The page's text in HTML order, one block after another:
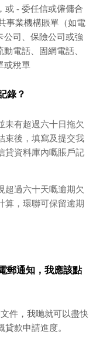
或 - 委任信或僱傭合
事業機構賬單（如電
公司、保險公司或強
電話、固網電話、
或稅單
錄？
未有超過六十日拖欠
束後，填寫及提交我
貸資料庫內嘅賬戶記
超過六十天嘅逾期欠
算，環聯可保留逾期
郵通知，我應該點
件，我哋就可以盡快
款申請進度。